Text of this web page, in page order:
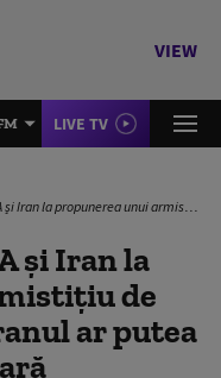
VIEW
LIVE TV
armistiţiu de 45 de zile. Trump: Iranul ar putea fi „distrus” marţi seară
și Iran la
de
ar putea